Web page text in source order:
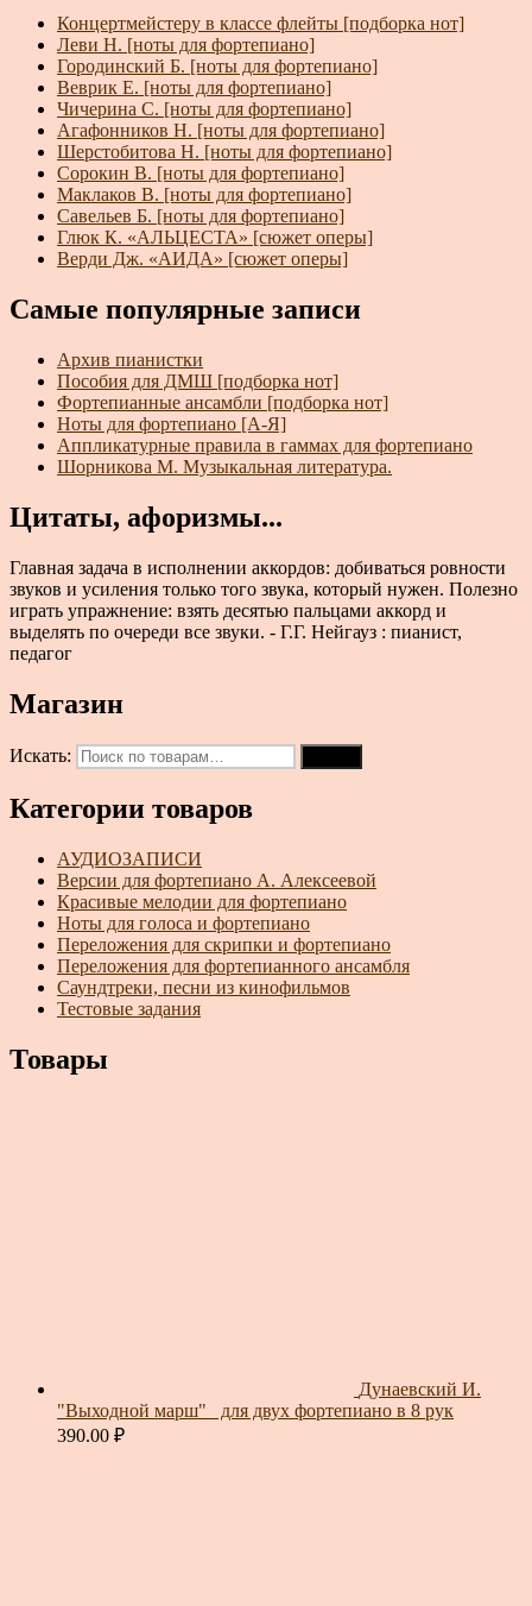
Концертмейстеру в классе флейты [подборка нот]
Леви Н. [ноты для фортепиано]
Городинский Б. [ноты для фортепиано]
Веврик Е. [ноты для фортепиано]
Чичерина С. [ноты для фортепиано]
Агафонников Н. [ноты для фортепиано]
Шерстобитова Н. [ноты для фортепиано]
Сорокин В. [ноты для фортепиано]
Маклаков В. [ноты для фортепиано]
Савельев Б. [ноты для фортепиано]
Глюк К. «АЛЬЦЕСТА» [сюжет оперы]
Верди Дж. «АИДА» [сюжет оперы]
Самые популярные записи
Архив пианистки
Пособия для ДМШ [подборка нот]
Фортепианные ансамбли [подборка нот]
Ноты для фортепиано [А-Я]
Аппликатурные правила в гаммах для фортепиано
Шорникова М. Музыкальная литература.
Цитаты, афоризмы...
Главная задача в исполнении аккордов: добиваться ровности
звуков и усиления только того звука, который нужен. Полезно
играть упражнение: взять десятью пальцами аккорд и
выделять по очереди все звуки. - Г.Г. Нейгауз : пианист,
педагог
Магазин
Искать:
Категории товаров
АУДИОЗАПИСИ
Версии для фортепиано А. Алексеевой
Красивые мелодии для фортепиано
Ноты для голоса и фортепиано
Переложения для скрипки и фортепиано
Переложения для фортепианного ансамбля
Саундтреки, песни из кинофильмов
Тестовые задания
Товары
Дунаевский И.
"Выходной марш"_ для двух фортепиано в 8 рук
390.00 ₽